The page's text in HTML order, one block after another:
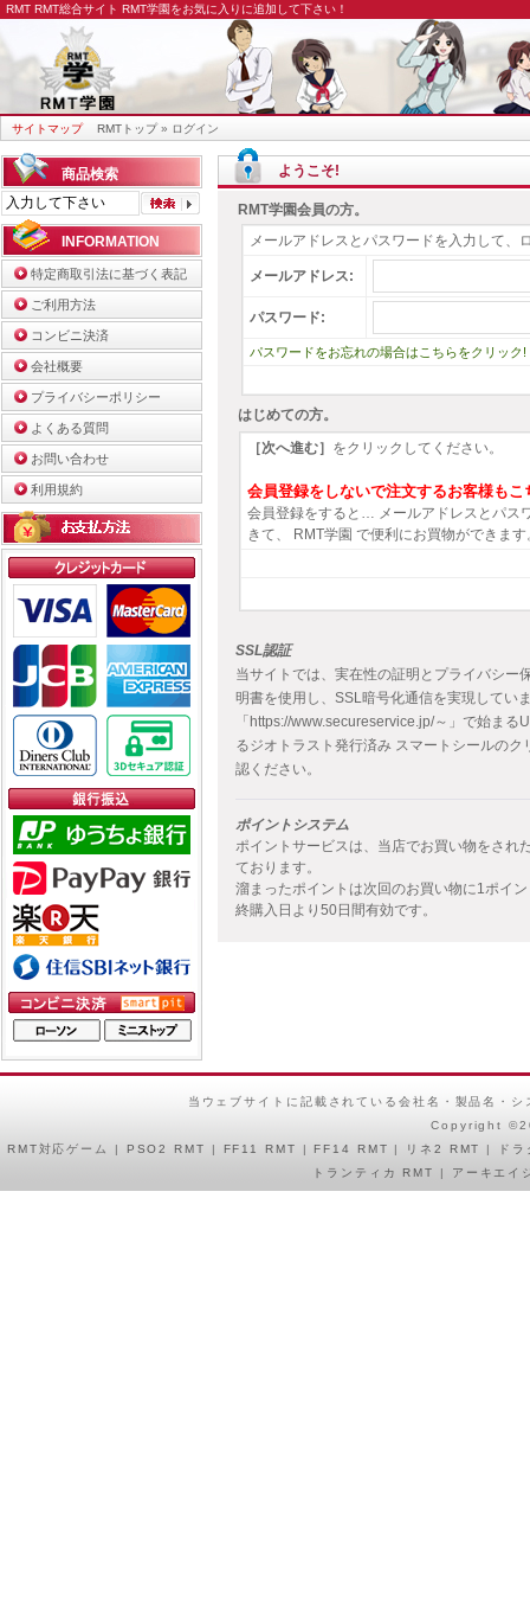
RMT RMT総合サイト RMT学園をお気に入りに追加して下さい！
サイトマップ RMTトップ» ログイン
商品検索
INFORMATION
特定商取引法に基づく表記
ご利用方法
コンビニ決済
会社概要
プライバシーポリシー
よくある質問
お問い合わせ
利用規約
ようこそ!
RMT学園会員の方。
メールアドレスとパスワードを入力して、
メールアドレス:
パスワード:
パスワードをお忘れの場合はこちらをクリック!
はじめての方。
［次へ進む］ をクリックしてください。
会員登録をしないで注文するお客様も
会員登録をすると… メールアドレスとパス
きて、 RMT学園 で便利にお買物ができます
SSL認証
当サイトでは、実在性の証明とプライバシー
明書を使用し、SSL暗号化通信を実現してい
「https://www.secureservice.jp/～」で始ま
るジオトラスト発行済み スマートシールの
認ください。
ポイントシステム
ポイントサービスは、当店でお買い物をされ
ております。
溜まったポイントは次回のお買い物に1ポイ
終購入日より50日間有効です。
当ウェブサイトに記載されている会社名・製品名・
Copyright
RMT対応ゲーム | PSO2 RMT | FF11 RMT |FF14 RMT | リネ2 RMT |
ド
トランティカ RMT
| アーキエイ